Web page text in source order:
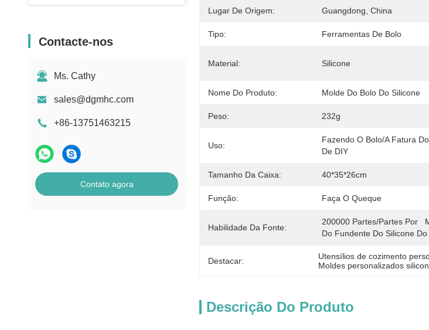
Contacte-nos
Ms. Cathy
sales@dgmhc.com
+86-13751463215
Contato agora
Lugar De Origem: Guangdong, China
Tipo: Ferramentas De Bolo
Material: Silicone
Nome Do Produto: Molde Do Bolo Do Silicone
Peso: 232g
Uso:
Fazendo O Bolo/a Fatura
De DIY
Tamanho Da Caixa: 40*35*26cm
Função: Faça O Queque
Habilidade Da Fonte:
200000 Partes/partes Por
Do Fundente Do Silicone
Destacar: Utensílios de cozimento
Moldes personalizados
Descrição Do Produto